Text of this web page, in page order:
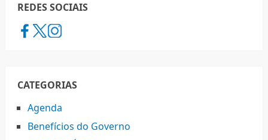
REDES SOCIAIS
CATEGORIAS
Agenda
Benefícios do Governo